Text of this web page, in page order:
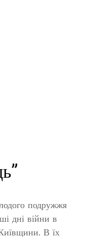
подружжя
дні війни в
В їх